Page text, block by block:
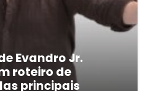
Evandro Jr.
roteiro de
principais